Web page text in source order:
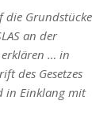
die Grundstücke
an der
erklären … in
des Gesetzes
in Einklang mit